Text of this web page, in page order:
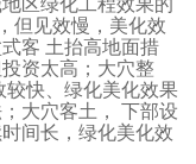
区绿化工程效果的
但见效慢，美化效
客 土抬高地面措
资太高；大穴整
较快、绿化美化效果
大穴客土， 下部设
间长，绿化美化效